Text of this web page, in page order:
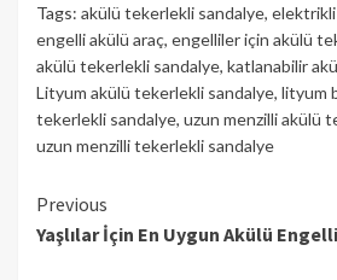
Tags: akülü tekerlekli sandalye,
engelli akülü araç, engelliler için akülü
akülü tekerlekli sandalye, katlanabilir
Lityum akülü tekerlekli sandalye, lityum
tekerlekli sandalye, uzun menzilli akülü
uzun menzilli tekerlekli sandalye
Continue
Reading
Previous
Yaşlılar İçin En Uygun Akülü